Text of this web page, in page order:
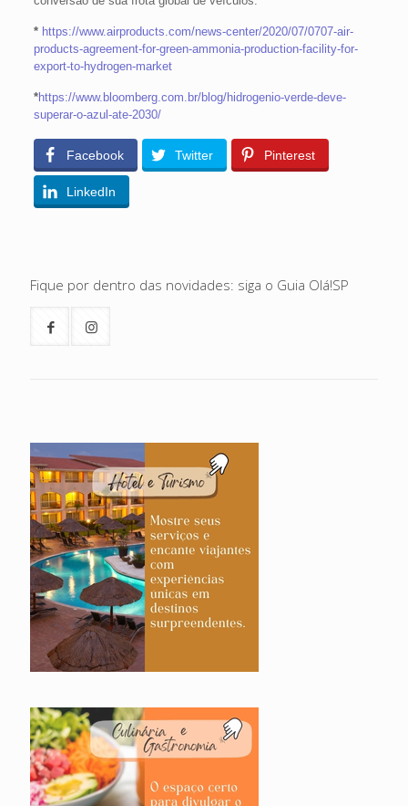
* https://www.airproducts.com/news-center/2020/07/0707-air-
products-agreement-for-green-ammonia-production-facility-for-
export-to-hydrogen-market
*https://www.bloomberg.com.br/blog/hidrogenio-verde-deve-
superar-o-azul-ate-2030/
Facebook Twitter Pinterest
LinkedIn
Fique por dentro das novidades: siga o Guia Olá!SP